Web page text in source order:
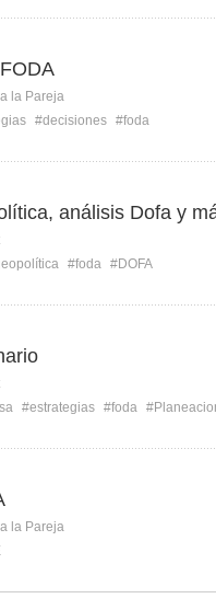
la Pareja
#decisiones #foda
análisis Dofa y
#foda #DOFA
#estrategias #foda
la Pareja